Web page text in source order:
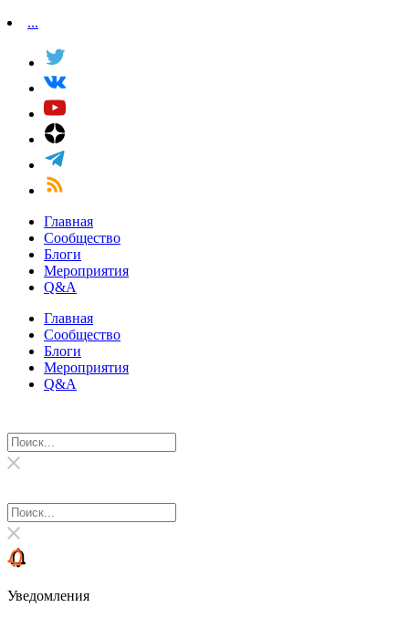
...
Главная
Сообщество
Блоги
Мероприятия
Q&A
Главная
Сообщество
Блоги
Мероприятия
Q&A
Уведомления